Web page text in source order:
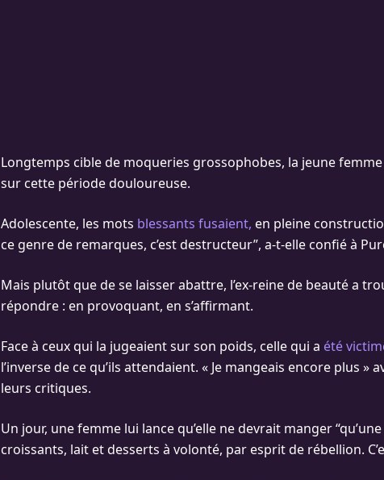
Longtemps cible de moqueries grossophobes, la jeune femme
sur cette période douloureuse.
Adolescente, les mots blessants fusaient, en pleine
ce genre de remarques, c’est destructeur”, a-t-elle confié à
Mais plutôt que de se laisser abattre, l’ex-reine de beauté a
répondre : en provoquant, en s’affirmant.
Face à ceux qui la jugeaient sur son poids, celle qui a été
l’inverse de ce qu’ils attendaient. « Je mangeais encore plus »
leurs critiques.
Un jour, une femme lui lance qu’elle ne devrait manger
croissants, lait et desserts à volonté, par esprit de rébellion.